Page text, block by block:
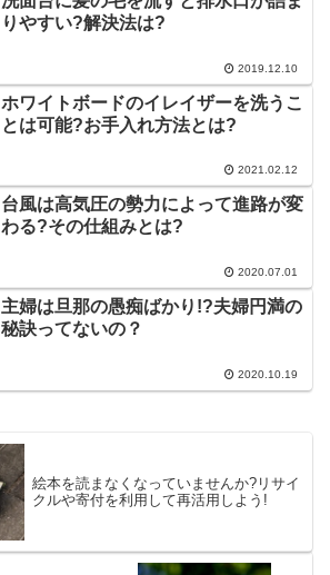
りやすい?解決法は?
2019.12.10
ホワイトボードのイレイザーを洗うこ
とは可能?お手入れ方法とは?
2021.02.12
台風は高気圧の勢力によって進路が変
わる?その仕組みとは?
2020.07.01
主婦は旦那の愚痴ばかり!?夫婦円満の
秘訣ってないの？
2020.10.19
絵本を読まなくなっていませんか?リサイ
クルや寄付を利用して再活用しよう!